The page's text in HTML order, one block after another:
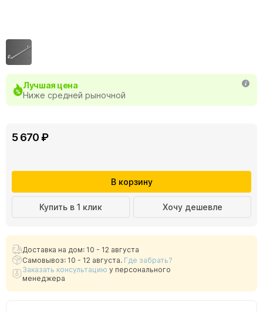
Лучшая цена
Ниже средней рыночной
5 670 ₽
В корзину
Купить в 1 клик Хочу дешевле
Доставка на дом: 10 - 12 августа
Самовывоз: 10 - 12 августа. Где забрать?
Заказать консультацию у персонального
менеджера